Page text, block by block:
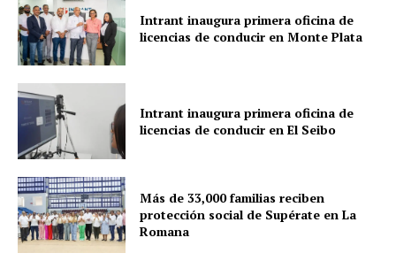
Intrant inaugura primera oficina de
licencias de conducir en Monte Plata
Intrant inaugura primera oficina de
licencias de conducir en El Seibo
Más de 33,000 familias reciben
protección social de Supérate en La
Romana